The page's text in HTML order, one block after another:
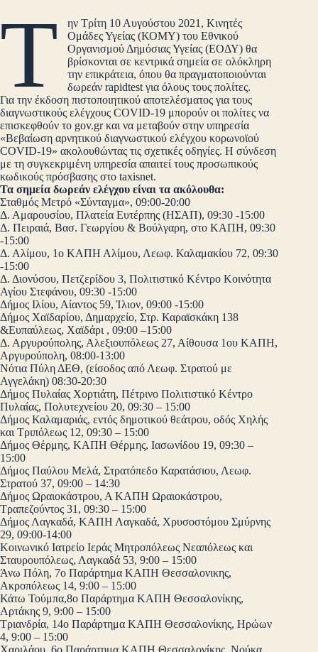
Τ
ην Τρίτη 10 Αυγούστου 2021, Κινητές
Ομάδες Υγείας (ΚΟΜΥ) του Εθνικού
Οργανισμού Δημόσιας Υγείας (ΕΟΔΥ) θα
βρίσκονται σε κεντρικά σημεία σε ολόκληρη
την επικράτεια, όπου θα πραγματοποιούνται
δωρεάν rapidtest για όλους τους πολίτες.
Για την έκδοση πιστοποιητικού αποτελέσματος για τους
διαγνωστικούς ελέγχους COVID-19 μπορούν οι πολίτες να
επισκεφθούν το gov.gr και να μεταβούν στην υπηρεσία
«Βεβαίωση αρνητικού διαγνωστικού ελέγχου κορωνοϊού
COVID-19» ακολουθώντας τις σχετικές οδηγίες. Η σύνδεση
με τη συγκεκριμένη υπηρεσία απαιτεί τους προσωπικούς
κωδικούς πρόσβασης στο taxisnet.
Τα σημεία δωρεάν ελέγχου είναι τα ακόλουθα:
Σταθμός Μετρό «Σύνταγμα», 09:00-20:00
Δ. Αμαρουσίου, Πλατεία Ευτέρπης (ΗΣΑΠ), 09:30 -15:00
Δ. Πειραιά, Βασ. Γεωργίου & Βούλγαρη, στο ΚΑΠΗ, 09:30
-15:00
Δ. Αλίμου, 1ο ΚΑΠΗ Αλίμου, Λεωφ. Καλαμακίου 72, 09:30
-15:00
Δ. Διονύσου, Πετζερίδου 3, Πολιτιστικό Κέντρο Κοινότητα
Αγίου Στεφάνου, 09:30 -15:00
Δήμος Ιλίου, Αίαντος 59, Ίλιον, 09:00 -15:00
Δήμος Χαϊδαρίου, Δημαρχείο, Στρ. Καραϊσκάκη 138
&Ευπαύλεως, Χαϊδάρι , 09:00 –15:00
Δ. Αργυρούπολης, Αλεξιουπόλεως 27, Αίθουσα 1ου ΚΑΠΗ,
Αργυρούπολη, 08:00-13:00
Νότια Πύλη ΔΕΘ, (είσοδος από Λεωφ. Στρατού με
Αγγελάκη) 08:30-20:30
Δήμος Πυλαίας Χορτιάτη, Πέτρινο Πολιτιστικό Κέντρο
Πυλαίας, Πολυτεχνείου 20, 09:30 – 15:00
Δήμος Καλαμαριάς, εντός δημοτικού θεάτρου, οδός Χηλής
και Τριπόλεως 12, 09:30 – 15:00
Δήμος Θέρμης, ΚΑΠΗ Θέρμης, Ιασωνίδου 19, 09:30 –
15:00
Δήμος Παύλου Μελά, Στρατόπεδο Καρατάσιου, Λεωφ.
Στρατού 37, 09:00 – 14:30
Δήμος Ωραιοκάστρου, Α ΚΑΠΗ Ωραιοκάστρου,
Τραπεζούντος 31, 09:30 – 15:00
Δήμος Λαγκαδά, ΚΑΠΗ Λαγκαδά, Χρυσοστόμου Σμύρνης
29, 09:00-14:00
Κοινωνικό Ιατρείο Ιεράς Μητροπόλεως Νεαπόλεως και
Σταυρουπόλεως, Λαγκαδά 53, 9:00 – 15:00
Άνω Πόλη, 7ο Παράρτημα ΚΑΠΗ Θεσσαλονικης,
Ακροπόλεως 14, 9:00 – 15:00
Κάτω Τούμπα,8ο Παράρτημα ΚΑΠΗ Θεσσαλονίκης,
Αρτάκης 9, 9:00 – 15:00
Τριανδρία, 14ο Παράρτημα ΚΑΠΗ Θεσσαλονίκης, Ηρώων
4, 9:00 – 15:00
Χαριλάου, 6ο Παράρτημα ΚΑΠΗ Θεσσαλονίκης, Νούκα